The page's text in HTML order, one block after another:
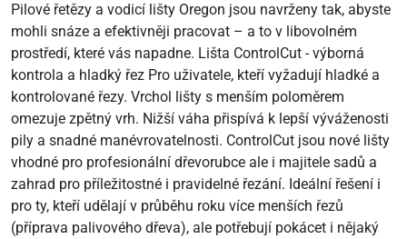
Pilové řetězy a vodicí lišty Oregon jsou navrženy tak, abyste
mohli snáze a efektivněji pracovat – a to v libovolném
prostředí, které vás napadne. Lišta ControlCut - výborná
kontrola a hladký řez Pro uživatele, kteří vyžadují hladké a
kontrolované řezy. Vrchol lišty s menším poloměrem
omezuje zpětný vrh. Nižší váha přispívá k lepší výváženosti
pily a snadné manévrovatelnosti. ControlCut jsou nové lišty
vhodné pro profesionální dřevorubce ale i majitele sadů a
zahrad pro příležitostné i pravidelné řezání. Ideální řešení i
pro ty, kteří udělají v průběhu roku více menších řezů
(příprava palivového dřeva), ale potřebují pokácet i nějaký